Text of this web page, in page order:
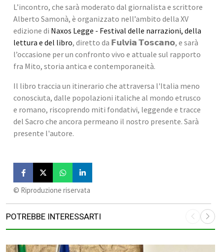
L’incontro, che sarà moderato dal giornalista e scrittore
Alberto Samonà, è organizzato nell’ambito della XV
edizione di Naxos Legge - Festival delle narrazioni, della
lettura e del libro, diretto da 𝗙𝘂𝗹𝘃𝗶𝗮 𝗧𝗼𝘀𝗰𝗮𝗻𝗼, e sarà
l’occasione per un confronto vivo e attuale sul rapporto
fra Mito, storia antica e contemporaneità.
Il libro traccia un itinerario che attraversa l'Italia meno
conosciuta, dalle popolazioni italiche al mondo etrusco
e romano, riscoprendo miti fondativi, leggende e tracce
del Sacro che ancora permeano il nostro presente. Sarà
presente l'autore.
©️ Riproduzione riservata
POTREBBE INTERESSARTI